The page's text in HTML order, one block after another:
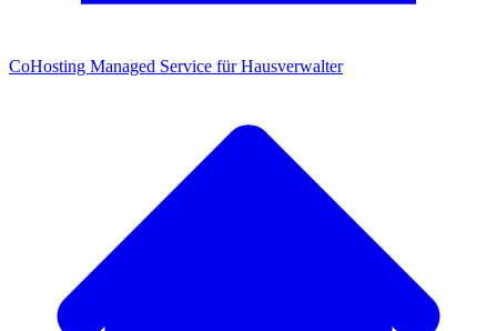
CoHosting Managed Service für Hausverwalter